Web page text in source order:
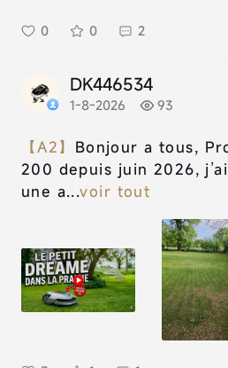
0 0 2
DK446534
1-8-2026 93
【A2】 Bonjour a tous,
200 depuis juin 2026,
une a...voir tout